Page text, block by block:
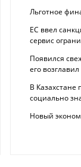
Льготное
ЕС ввел
сервис
Появился
его возглавил
В
социально
Новый